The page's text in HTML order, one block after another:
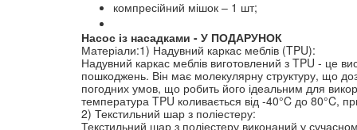
компресійний мішок – 1 шт;
Насос із насадками - У ПОДАРУНОК
Матеріали:1) Надувний каркас меблів (TPU):
Надувний каркас меблів виготовлений з TPU - це
пошкоджень. Він має молекулярну структуру, що
погодних умов, що робить його ідеальним для
температура TPU коливається від -40°C до 80°C,
2) Текстильний шар з поліестеру:
Текстильний шар з поліестеру виконаний у